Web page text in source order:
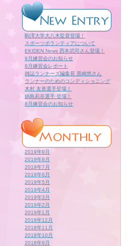
駒澤大学大八木監督登場！
スポーツボランティアについて
EKIDEN News 西本武司さん登場！
9月練習会のお知らせ
8月練習会レポート
雑誌ランナーズ編集長 黒崎悠さん
ランナーのためのコンディショニング
木村 友香選手登場！
鍋島莉奈選手 登場！
8月練習会のお知らせ
2019年9月
2019年8月
2019年7月
2019年6月
2019年5月
2019年4月
2019年3月
2019年2月
2019年1月
2018年12月
2018年11月
2018年10月
2018年9月